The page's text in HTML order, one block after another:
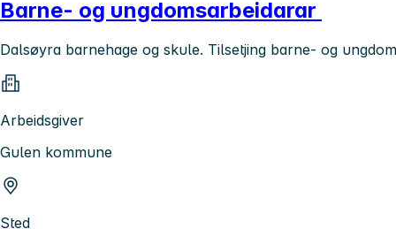
Barne- og ungdomsarbeidarar
Dalsøyra barnehage og skule. Tilsetjing barne- og
Arbeidsgiver
Gulen kommune
Sted